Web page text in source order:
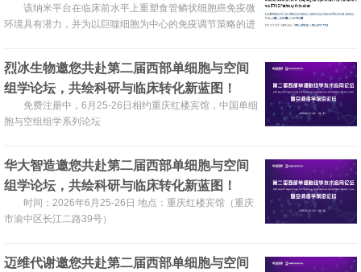
治疗策略
该纳米平台在临床前水平上重塑食管鳞状细胞癌免疫微
环境具有潜力，并为以巨噬细胞为中心的免疫调节策略的进
烈冰生物邀您共赴第二届西部单细胞与空间
组学论坛，共绘科研与临床转化新蓝图！
免费注册中，6月25-26日相约重庆红楼宾馆，中国单细
胞与空组组学系列论坛
华大智造邀您共赴第二届西部单细胞与空间
组学论坛，共绘科研与临床转化新蓝图！
时间：2026年6月25-26日 地点：重庆红楼宾馆（‌重庆
市渝中区长江二路39号）
迈维代谢邀您共赴第二届西部单细胞与空间